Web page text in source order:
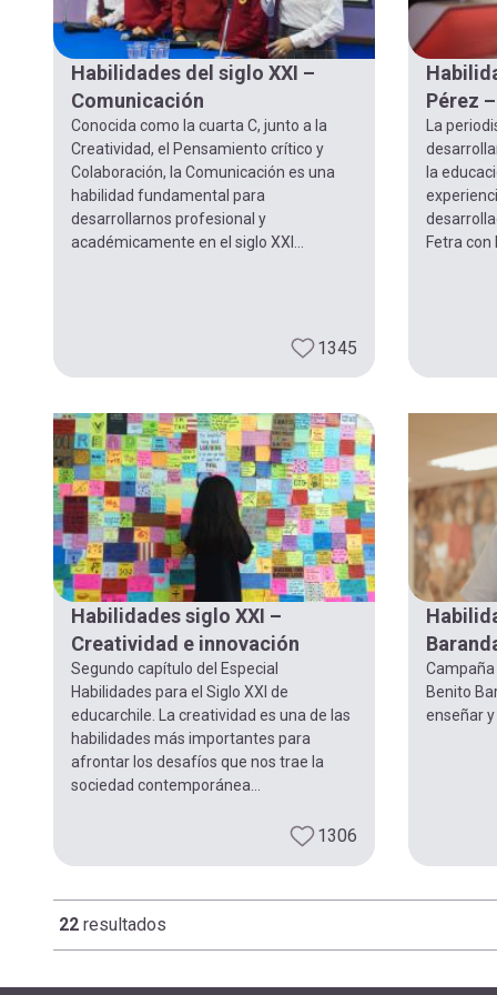
Habilidades del siglo XXI –
Comunicación
Conocida como la cuarta C, junto a la
Creatividad, el Pensamiento crítico y
Colaboración, la Comunicación es una
habilidad fundamental para
desarrollarnos profesional y
académicamente en el siglo XXI...
1345
Pérez
La
la
Fetra con
Habilidades siglo XXI –
Creatividad e innovación
Segundo capítulo del Especial
Habilidades para el Siglo XXI de
educarchile. La creatividad es una de las
habilidades más importantes para
afrontar los desafíos que nos trae la
sociedad contemporánea...
1306
Campaña
Benito
enseñar
22 resultados
Paginación